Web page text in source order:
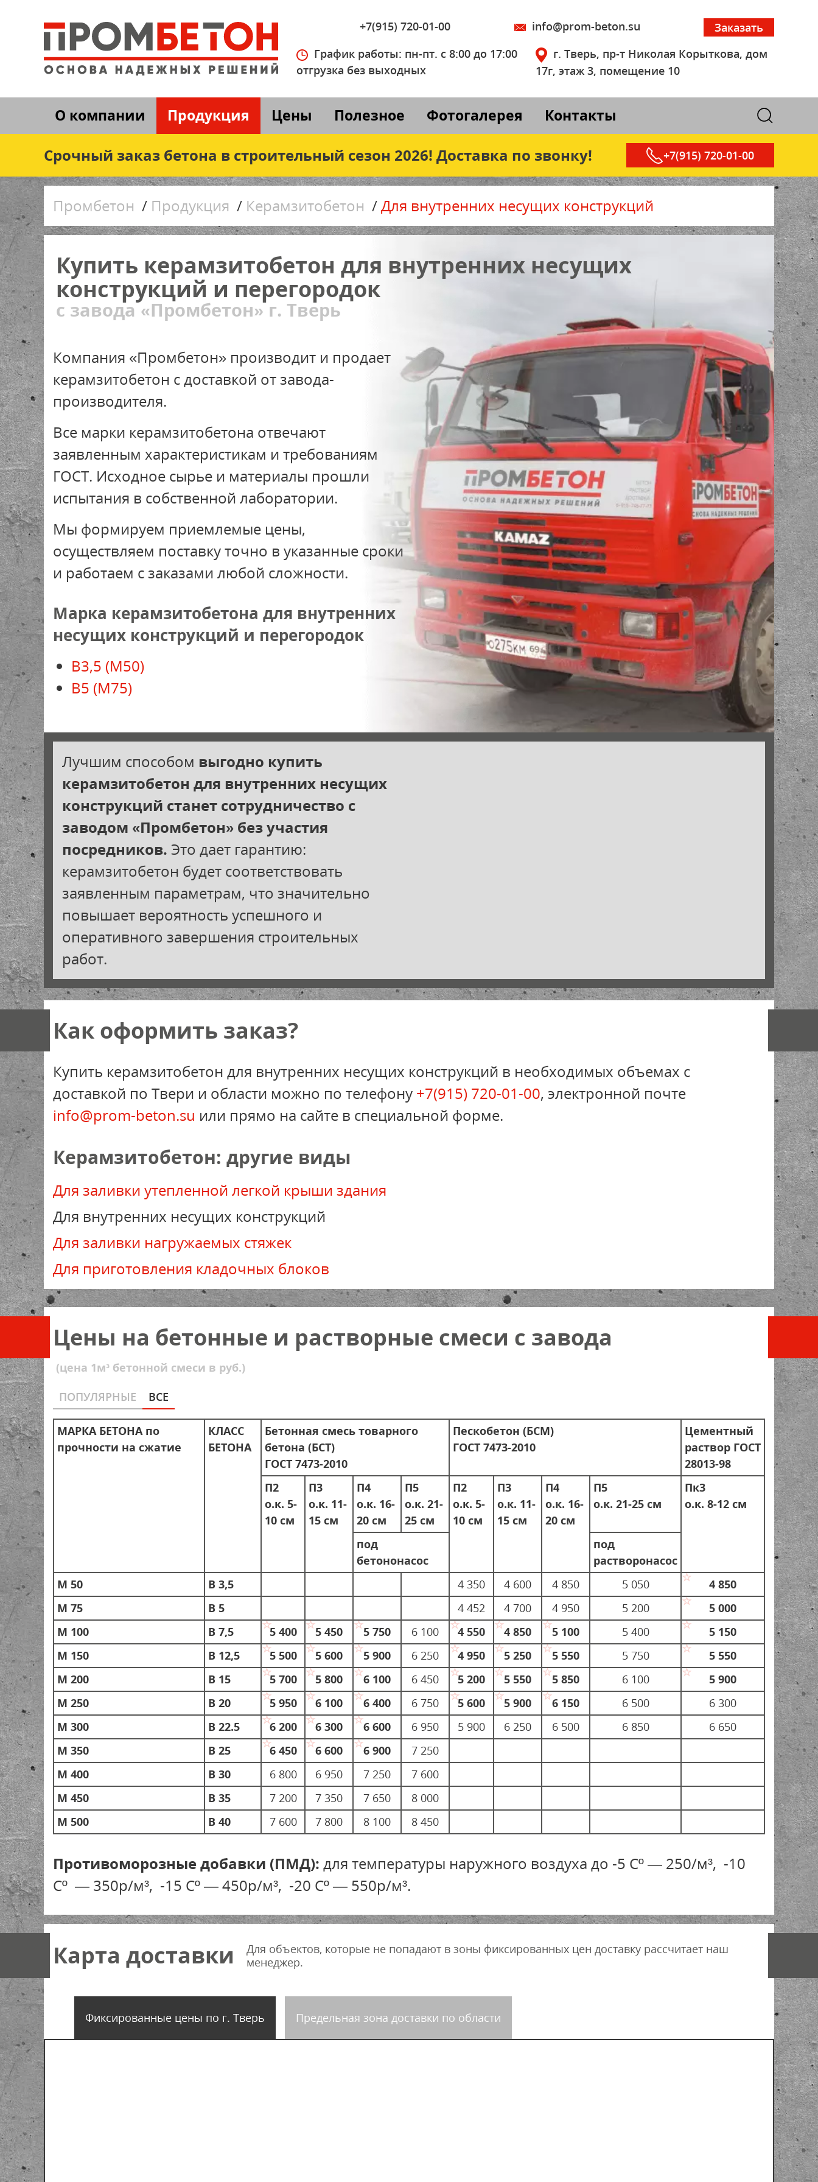
+7(915) 720-01-00 info@prom-beton.su
Заказать
График работы: пн-пт. с 8:00 до 17:00
отгрузка без выходных
г. Тверь, пр-т Николая Корыткова, дом
17г, этаж 3, помещение 10
О компании Продукция Цены Полезное Фотогалерея Контакты
Срочный заказ бетона в строительный сезон 2026! Доставка по звонку! +7(915) 720-01-00
Промбетон / Продукция / Керамзитобетон /Для внутренних несущих конструкций
Купить керамзитобетон для внутренних несущих
конструкций и перегородок
с завода «Промбетон» г. Тверь
Компания «Промбетон» производит и продает
керамзитобетон с доставкой от завода-
производителя.
Все марки керамзитобетона отвечают
заявленным характеристикам и требованиям
ГОСТ. Исходное сырье и материалы прошли
испытания в собственной лаборатории.
Мы формируем приемлемые цены,
осуществляем поставку точно в указанные сроки
и работаем с заказами любой сложности.
Марка керамзитобетона для внутренних
несущих конструкций и перегородок
В3,5 (М50)
В5 (М75)
Лучшим способом выгодно купить
керамзитобетон для внутренних несущих
конструкций станет сотрудничество с
заводом «Промбетон» без участия
посредников. Это дает гарантию:
керамзитобетон будет соответствовать
заявленным параметрам, что значительно
повышает вероятность успешного и
оперативного завершения строительных
работ.
Как оформить заказ?
Купить керамзитобетон для внутренних несущих конструкций в необходимых объемах с
доставкой по Твери и области можно по телефону +7(915) 720-01-00, электронной почте
info@prom-beton.su или прямо на сайте в специальной форме.
Керамзитобетон: другие виды
Для заливки утепленной легкой крыши здания
Для внутренних несущих конструкций
Для заливки нагружаемых стяжек
Для приготовления кладочных блоков
Цены на бетонные и растворные смеси с завода
(цена 1м³ бетонной смеси в руб.)
ПОПУЛЯРНЫЕ
ВСЕ
МАРКА БЕТОНА по
прочности на сжатие
КЛАСС
БЕТОНА
Бетонная смесь товарного
бетона (БСТ)
ГОСТ 7473-2010
Пескобетон (БСМ)
ГОСТ 7473-2010
Цементный
раствор ГОСТ
28013-98
П2
о.к. 5-
10 см
П3
о.к. 11-
15 см
П4
о.к. 16-
20 см
П5
о.к. 21-
25 см
П2
о.к. 5-
10 см
П3
о.к. 11-
15 см
П4
о.к. 16-
20 см
П5
о.к. 21-25 см
Пк3
о.к. 8-12 см
под
бетононасос
под
растворонасос
М 50
В 3,5 4 350 4 600 4 850 5 050
4 850
М 75
В 5 4 452 4 700 4 950 5 200
5 000
М 100
В 7,5 5 400 5 450 5 750 6 100 4 550 4 850 5 100 5 400
5 150
М 150
В 12,5 5 500 5 600 5 900 6 250 4 950 5 250 5 550 5 750
5 550
М 200
В 15 5 700 5 800 6 100 6 450 5 200 5 550 5 850 6 100
5 900
М 250
В 20 5 950 6 100 6 400 6 750 5 600 5 900 6 150 6 500
6 300
М 300
В 22.5 6 200 6 300 6 600 6 950 5 900 6 250 6 500 6 850
6 650
М 350
В 25 6 450 6 600 6 900
7 250
М 400
В 30 6 800 6 950 7 250
7 600
М 450
В 35 7 200 7 350 7 650
8 000
М 500
В 40 7 600 7 800 8 100 8 450
Противоморозные добавки (ПМД): для температуры наружного воздуха до -5 Сº — 250/м³, -10
Сº — 350р/м³, -15 Сº — 450р/м³, -20 Сº — 550р/м³.
Карта доставки
Для объектов, которые не попадают в зоны фиксированных цен доставку рассчитает наш
менеджер.
Фиксированные цены по г. Тверь Предельная зона доставки по области